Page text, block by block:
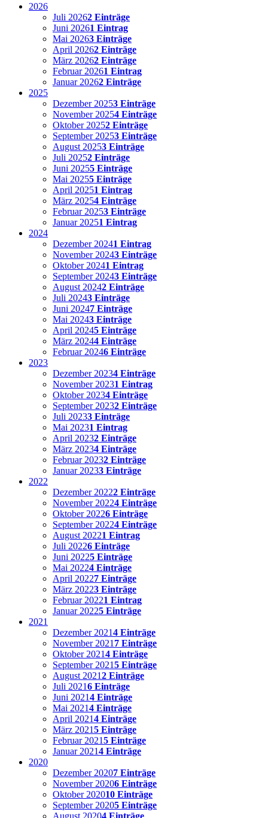
2026
Juli 20262 Einträge
Juni 20261 Eintrag
Mai 20263 Einträge
April 20262 Einträge
März 20262 Einträge
Februar 20261 Eintrag
Januar 20262 Einträge
2025
Dezember 20253 Einträge
November 20254 Einträge
Oktober 20252 Einträge
September 20253 Einträge
August 20253 Einträge
Juli 20252 Einträge
Juni 20255 Einträge
Mai 20255 Einträge
April 20251 Eintrag
März 20254 Einträge
Februar 20253 Einträge
Januar 20251 Eintrag
2024
Dezember 20241 Eintrag
November 20243 Einträge
Oktober 20241 Eintrag
September 20243 Einträge
August 20242 Einträge
Juli 20243 Einträge
Juni 20247 Einträge
Mai 20243 Einträge
April 20245 Einträge
März 20244 Einträge
Februar 20246 Einträge
2023
Dezember 20234 Einträge
November 20231 Eintrag
Oktober 20234 Einträge
September 20232 Einträge
Juli 20233 Einträge
Mai 20231 Eintrag
April 20232 Einträge
März 20234 Einträge
Februar 20232 Einträge
Januar 20233 Einträge
2022
Dezember 20222 Einträge
November 20224 Einträge
Oktober 20226 Einträge
September 20224 Einträge
August 20221 Eintrag
Juli 20226 Einträge
Juni 20225 Einträge
Mai 20224 Einträge
April 20227 Einträge
März 20223 Einträge
Februar 20221 Eintrag
Januar 20225 Einträge
2021
Dezember 20214 Einträge
November 2021 7 Einträge
Oktober 20214 Einträge
September 20215 Einträge
August 20212 Einträge
Juli 20216 Einträge
Juni 20214 Einträge
Mai 20214 Einträge
April 20214 Einträge
März 20215 Einträge
Februar 20215 Einträge
Januar 20214 Einträge
2020
Dezember 20207 Einträge
November 20206 Einträge
Oktober 202010 Einträge
September 20205 Einträge
August 20204 Einträge